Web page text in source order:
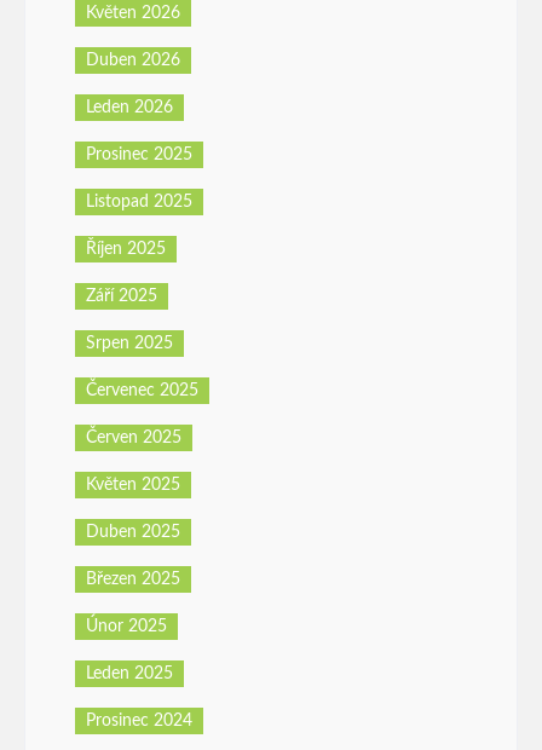
Květen 2026
Duben 2026
Leden 2026
Prosinec 2025
Listopad 2025
Říjen 2025
Září 2025
Srpen 2025
Červenec 2025
Červen 2025
Květen 2025
Duben 2025
Březen 2025
Únor 2025
Leden 2025
Prosinec 2024